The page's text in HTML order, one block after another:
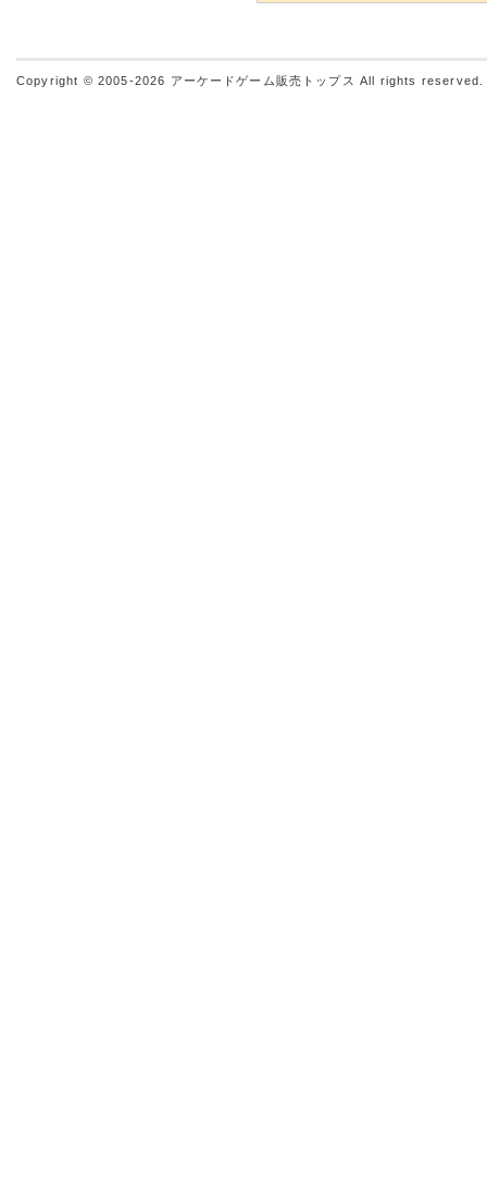
Copyright © 2005-2026 アーケードゲーム販売トップス All rights reserved.